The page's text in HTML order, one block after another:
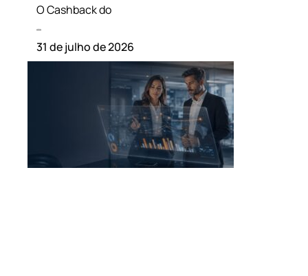
O Cashback do
31 de julho de 2026